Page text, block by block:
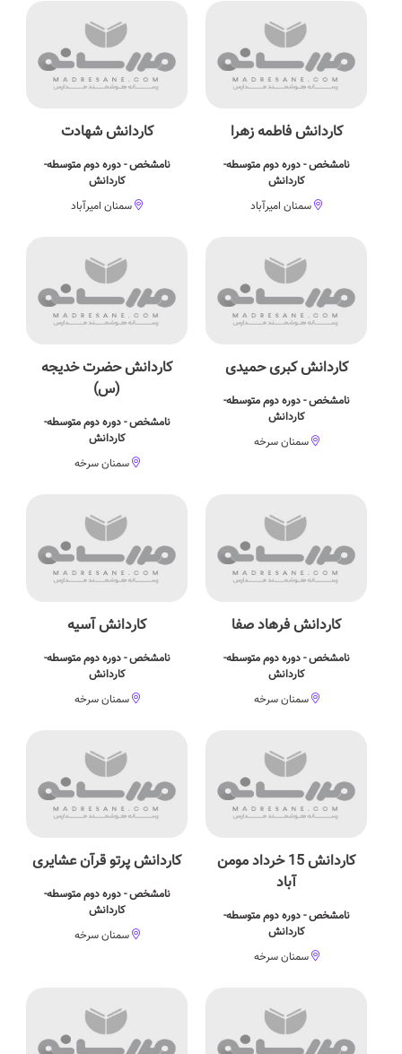
کاردانش فاطمه زهرا
نامشخص - دوره دوم متوسطه-
کاردانش
سمنان امیرآباد
کاردانش شهادت
نامشخص - دوره دوم متوسطه-
کاردانش
سمنان امیرآباد
كاردانش كبری حمیدی
نامشخص - دوره دوم متوسطه-
کاردانش
سمنان سرخه
كاردانش حضرت خدیجه
(س)
نامشخص - دوره دوم متوسطه-
کاردانش
سمنان سرخه
کاردانش فرهاد صفا
نامشخص - دوره دوم متوسطه-
کاردانش
سمنان سرخه
کاردانش آسیه
نامشخص - دوره دوم متوسطه-
کاردانش
سمنان سرخه
کاردانش 15 خرداد مومن
آباد
نامشخص - دوره دوم متوسطه-
کاردانش
سمنان سرخه
کاردانش پرتو قرآن عشایری
نامشخص - دوره دوم متوسطه-
کاردانش
سمنان سرخه